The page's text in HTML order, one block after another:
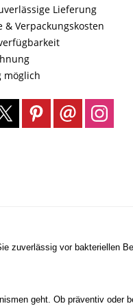
Lieferung
& Verpackungskosten
möglich
zuverlässig vor bakteriellen
geht. Ob präventiv oder